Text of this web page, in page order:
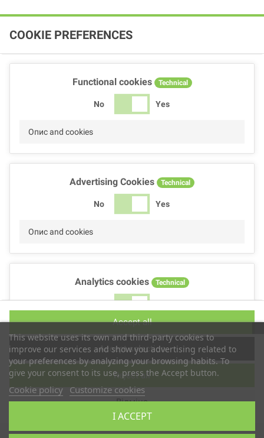
This website uses its own and third-party cookies to
improve our services and show you advertising related to
your preferences by analyzing your browsing habits. To
give your consent to its use, press the Accept button.
Cookie policy Customize cookies
I ACCEPT
COOKIE PREFERENCES
Functional cookies Technical
No Yes
Опис and cookies
Advertising Cookies Technical
No Yes
Опис and cookies
Analytics cookies Technical
No Yes
Performance cookies
No Yes
Опис
Відміна
Reject all
Accept selection
Accept all